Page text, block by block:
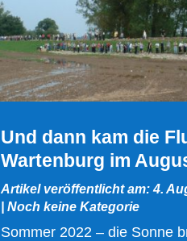
Und dann kam die
Wartenburg im
Artikel veröffentlicht am: 4.
|Noch keine Kategorie
Sommer 2022 – die Sonne